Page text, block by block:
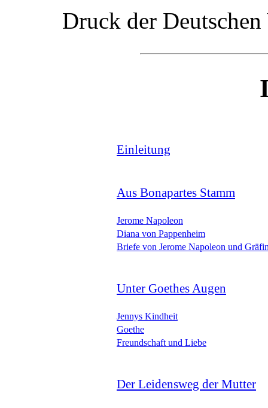
Druck der
Einleitung
Aus Bonapartes Stamm
Jerome Napoleon
Diana von Pappenheim
Briefe von Jerome Napoleon und
Unter Goethes Augen
Jennys Kindheit
Goethe
Freundschaft und Liebe
Der Leidensweg der Mutter